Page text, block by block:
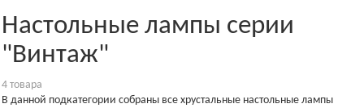
Настольные лампы серии
"Винтаж"
4 товарa
В данной подкатегории собраны все хрустальные настольные лампы